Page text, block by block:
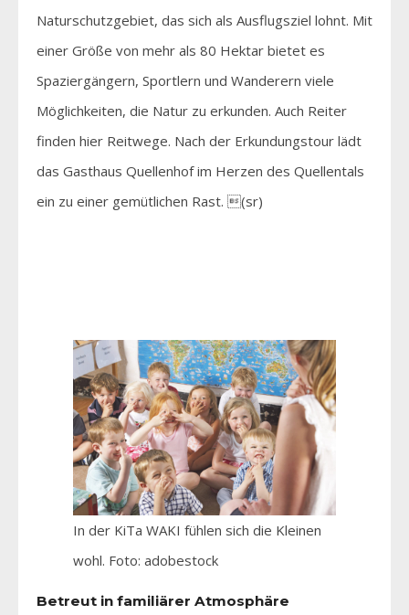
Naturschutzgebiet, das sich als Ausflugsziel lohnt. Mit
einer Größe von mehr als 80 Hektar bietet es
Spaziergängern, Sportlern und Wanderern viele
Möglichkeiten, die Natur zu erkunden. Auch Reiter
finden hier Reitwege. Nach der Erkundungstour lädt
das Gasthaus Quellenhof im Herzen des Quellentals
ein zu einer gemütlichen Rast. (sr)
In der KiTa WAKI fühlen sich die Kleinen
wohl. Foto: adobestock
Betreut in familiärer Atmosphäre